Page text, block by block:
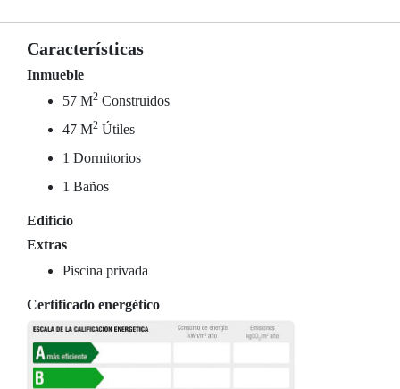
Características
Inmueble
57 M2 Construidos
47 M2 Útiles
1 Dormitorios
1 Baños
Edificio
Extras
Piscina privada
Certificado energético